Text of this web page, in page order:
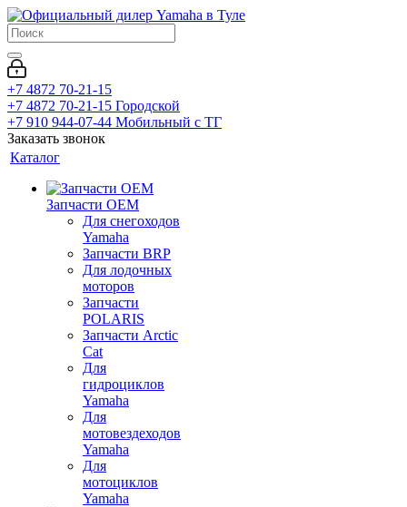
+7 4872 70-21-15
+7 4872 70-21-15 Городской
+7 910 944-07-44 Мобильный с ТГ
Заказать звонок
Каталог
Запчасти OEM
Для снегоходов
Yamaha
Запчасти BRP
Для лодочных
моторов
Запчасти
POLARIS
Запчасти Arctic
Cat
Для
гидроциклов
Yamaha
Для
мотовездеходов
Yamaha
Для
мотоциклов
Yamaha